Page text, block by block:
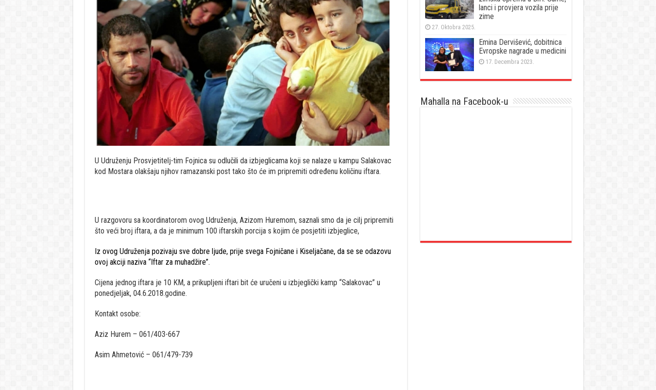
U Udruženju Prosvjetitelj-tim Fojnica su odlučili da izbjeglicama koji se nalaze u kampu Salakovac
kod Mostara olakšaju njihov ramazanski post tako što će im pripremiti određenu količinu iftara.
U razgovoru sa koordinatorom ovog Udruženja, Azizom Huremom, saznali smo da je cilj pripremiti
što veći broj iftara, a da je minimum 100 iftarskih porcija s kojim će posjetiti izbjeglice,
Iz ovog Udruženja pozivaju sve dobre ljude, prije svega Fojničane i Kiseljačane, da se se odazovu
ovoj akciji naziva “Iftar za muhadžire”.
Cijena jednog iftara je 10 KM, a prikupljeni iftari bit će uručeni u izbjeglički kamp “Salakovac” u
ponedjeljak, 04.6.2018.godine.
Kontakt osobe:
Aziz Hurem – 061/403-667
Asim Ahmetović – 061/479-739
lanci i provjera vozila prije
zime
27. Oktobra 2025.
Emina Dervišević, dobitnica
Evropske nagrade u medicini
17. Decembra 2023.
Mahalla na Facebook-u